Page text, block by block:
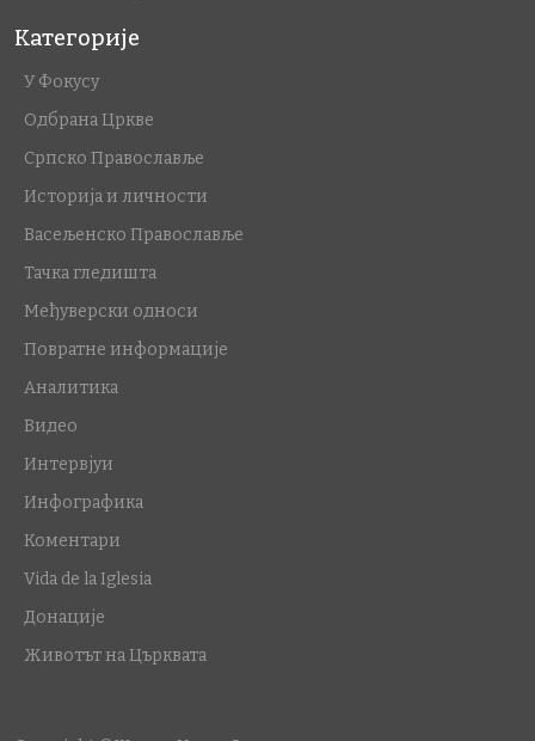
Категорије
У Фокусу
Одбрана Цркве
Српско Православље
Историја и личности
Васељенско Православље
Тачка гледишта
Међуверски односи
Повратне информације
Аналитика
Видео
Интервјуи
Инфографика
Коментари
Vida de la Iglesia
Донације
Животът на Църквата